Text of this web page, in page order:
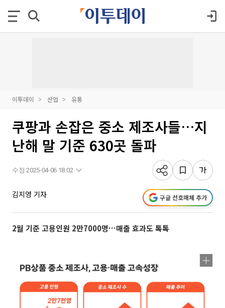
이투데이 산업 유통
쿠팡과 손잡은 중소 제조사들…지
난해 말 기준 630곳 돌파
수정 2025-04-06 18:02
김지영 기자 구글 선호매체 추가
2월 기준 고용인원 2만7000명…매출 효과도 톡톡